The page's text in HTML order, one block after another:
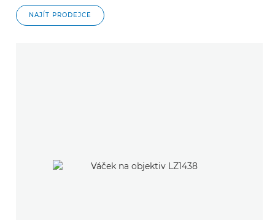
NAJÍT PRODEJCE